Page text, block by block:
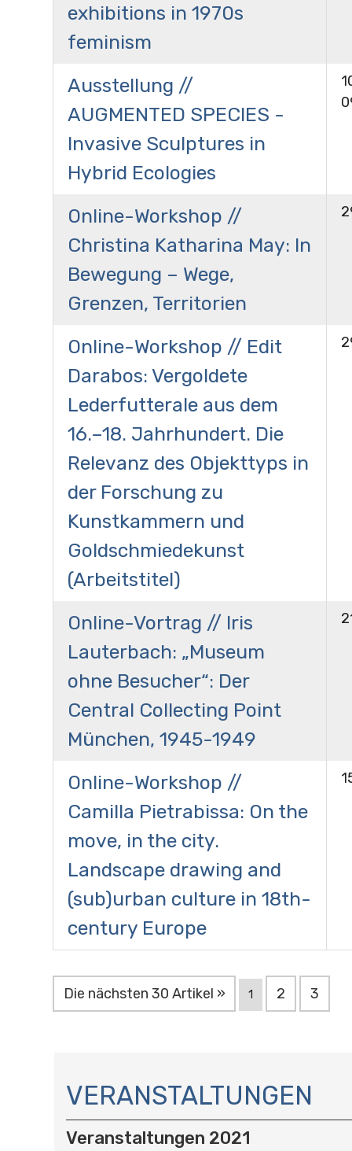
exhibitions in 1970s
feminism
Ausstellung //
AUGMENTED SPECIES -
Invasive Sculptures in
Hybrid Ecologies
Online-Workshop //
Christina Katharina May: In
Bewegung – Wege,
Grenzen, Territorien
Online-Workshop // Edit
Darabos: Vergoldete
Lederfutterale aus dem
16.–18. Jahrhundert. Die
Relevanz des Objekttyps in
der Forschung zu
Kunstkammern und
Goldschmiedekunst
(Arbeitstitel)
Online-Vortrag // Iris
Lauterbach: „Museum
ohne Besucher“: Der
Central Collecting Point
München, 1945-1949
Online-Workshop //
Camilla Pietrabissa: On the
move, in the city.
Landscape drawing and
(sub)urban culture in 18th-
century Europe
Die nächsten 30 Artikel » 1 2 3
A
V
I
G
VERANSTALTUNGEN
Veranstaltungen 2021